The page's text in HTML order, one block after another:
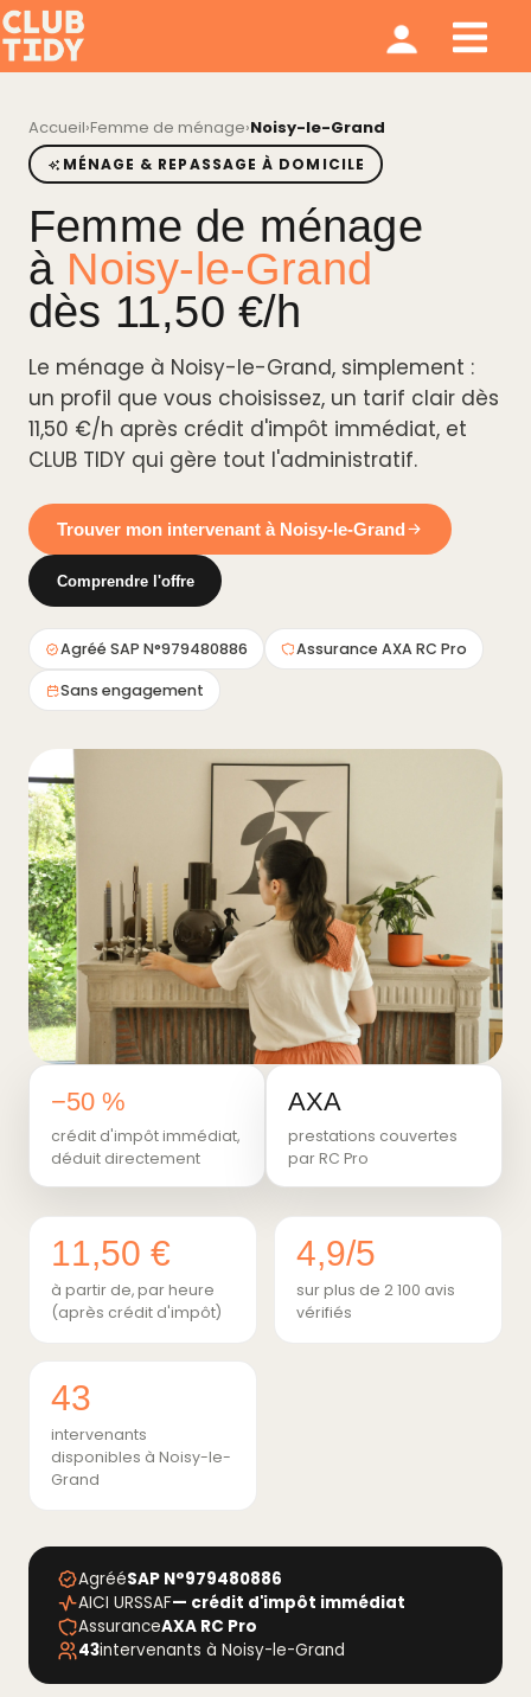
Accueil›Femme de ménage›Noisy-le-Grand
MÉNAGE & REPASSAGE À DOMICILE
Femme de ménage
à Noisy-le-Grand
dès 11,50 €/h
Le ménage à Noisy-le-Grand, simplement :
un profil que vous choisissez, un tarif clair dès
11,50 €/h après crédit d'impôt immédiat, et
CLUB TIDY qui gère tout l'administratif.
Trouver mon intervenant à Noisy-le-Grand
Comprendre l'offre
Agréé SAP N°979480886 Assurance AXA RC Pro
Sans engagement
−50 %
crédit d'impôt immédiat,
déduit directement
AXA
prestations couvertes
par RC Pro
11,50 €
à partir de, par heure
(après crédit d'impôt)
4,9/5
sur plus de 2 100 avis
vérifiés
43
intervenants
disponibles à Noisy-le-
Grand
AgrééSAP N°979480886
AICI URSSAF— crédit d'impôt immédiat
AssuranceAXA RC Pro
43intervenants à Noisy-le-Grand